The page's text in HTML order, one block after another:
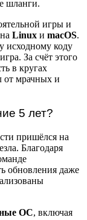
шланги.
игры и
Linux и macOS.
исходному коду
За счёт этого
в кругах
от мрачных и
5 лет?
пришёлся на
Благодаря
обновления даже
ОС, включая